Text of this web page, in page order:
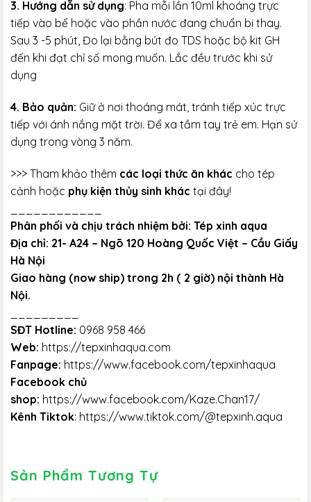
3. Hướng dẫn sử dụng: Pha mỗi lần 10ml khoáng trực
tiếp vào bể hoặc vào phần nước đang chuẩn bị thay.
Sau 3 -5 phút, Đo lại bằng bút đo TDS hoặc bộ kit GH
đến khi đạt chỉ số mong muốn. Lắc đều trước khi sử
dụng
4. Bảo quản: Giữ ở nơi thoáng mát, tránh tiếp xúc trực
tiếp với ánh nắng mặt trời. Để xa tầm tay trẻ em. Hạn sử
dụng trong vòng 3 năm.
>>> Tham khảo thêm các loại thức ăn khác cho tép
cảnh hoặc phụ kiện thủy sinh khác tại đây!
Phân phối và chịu trách nhiệm bởi: Tép xinh aqua
Địa chỉ: 21- A24 – Ngõ 120 Hoàng Quốc Việt – Cầu Giấy
Hà Nội
Giao hàng (now ship) trong 2h ( 2 giờ) nội thành Hà
Nội.
SĐT Hotline: 0968 958 466
Web: https://tepxinhaqua.com
Fanpage: https://www.facebook.com/tepxinhaqua
Facebook chủ
shop: https://www.facebook.com/Kaze.Chan17/
Kênh Tiktok: https://www.tiktok.com/@tepxinh.aqua
Sản Phẩm Tương Tự